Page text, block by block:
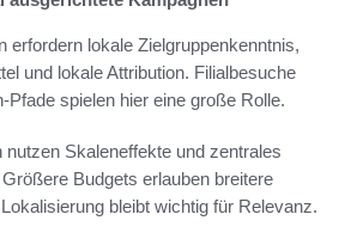
erfordern lokale Zielgruppenkenntnis,
und lokale Attribution. Filialbesuche
Pfade spielen hier eine große Rolle.
nutzen Skaleneffekte und zentrales
Budgets erlauben breitere
bleibt wichtig für Relevanz.